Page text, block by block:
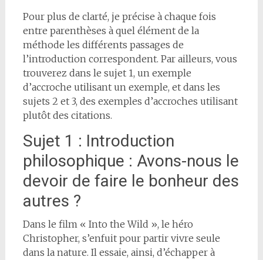
Pour plus de clarté, je précise à chaque fois
entre parenthèses à quel élément de la
méthode les différents passages de
l’introduction correspondent. Par ailleurs, vous
trouverez dans le sujet 1, un exemple
d’accroche utilisant un exemple, et dans les
sujets 2 et 3, des exemples d’accroches utilisant
plutôt des citations.
Sujet 1 : Introduction
philosophique : Avons-nous le
devoir de faire le bonheur des
autres ?
Dans le film « Into the Wild », le héro
Christopher, s’enfuit pour partir vivre seule
dans la nature. Il essaie, ainsi, d’échapper à